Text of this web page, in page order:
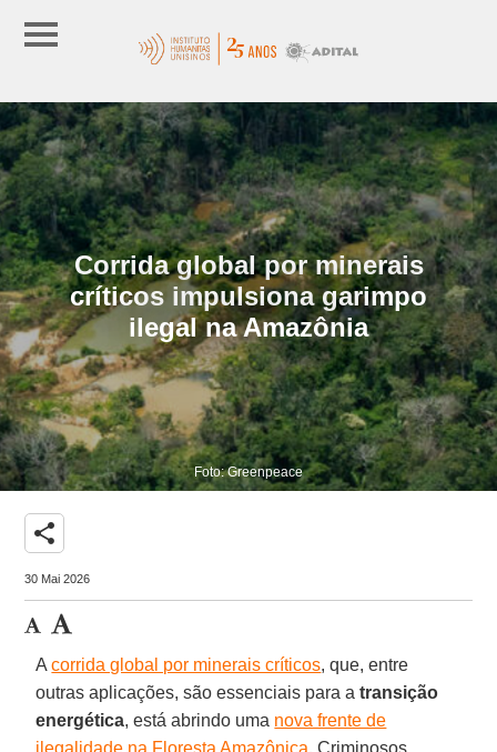
Corrida global por minerais
críticos impulsiona garimpo
ilegal na Amazônia
Foto: Greenpeace
share
30 Mai 2026
Acorrida global por minerais críticos, que, entre
outras aplicações, são essenciais para atransição
energética, está abrindo uma nova frente de
ilegalidade na Floresta Amazônica. Criminosos